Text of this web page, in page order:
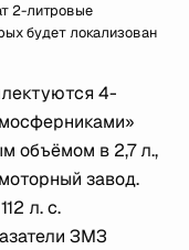
2-литровые
будет локализован
4-
объёмом в 2,7 л.,
завод.
л. с.
ЗМЗ